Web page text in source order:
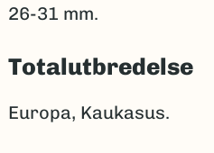
26-31 mm.
Totalutbredelse
Europa, Kaukasus.